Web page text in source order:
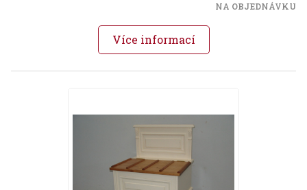
NA OBJEDNÁVKU
Více informací